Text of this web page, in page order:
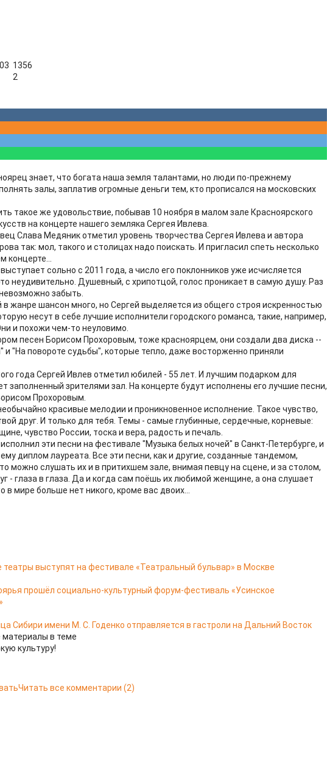
1356
2
знает, что богата наша земля талантами, но люди по-прежнему
залы, заплатив огромные деньги тем, кто прописался на московских
такое же удовольствие, побывав 10 ноября в малом зале Красноярского
на концерте нашего земляка Сергея Ивлева.
Слава Медяник отметил уровень творчества Сергея Ивлева и автора
так: мол, такого и столицах надо поискать. И пригласил спеть несколько
концерте...
сольно с 2011 года, а число его поклонников уже исчисляется
неудивительно. Душевный, с хрипотцой, голос проникает в самую душу. Раз
забыть.
в жанре шансон много, но Сергей выделяется из общего строя искренностью
несут в себе лучшие исполнители городского романса, такие, например,
и похожи чем-то неуловимо.
песен Борисом Прохоровым, тоже красноярцем, они создали два диска --
и "На повороте судьбы", которые тепло, даже восторженно приняли
года Сергей Ивлев отметил юбилей - 55 лет. И лучшим подарком для
заполненный зрителями зал. На концерте будут исполнены его лучшие песни,
Прохоровым.
красивые мелодии и проникновенное исполнение. Такое чувство,
друг. И только для тебя. Темы - самые глубинные, сердечные, корневые:
чувство России, тоска и вера, радость и печаль.
эти песни на фестивале "Музыка белых ночей" в Санкт-Петербурге, и
диплом лауреата. Все эти песни, как и другие, созданные тандемом,
можно слушать их и в притихшем зале, внимая певцу на сцене, и за столом,
- глаза в глаза. Да и когда сам поёшь их любимой женщине, а она слушает
в мире больше нет никого, кроме вас двоих...
театры выступят на фестивале «Театральный бульвар» в Москве
прошёл социально-культурный форум-фестиваль «Усинское
Сибири имени М. С. Годенко отправляется в гастроли на Дальний Восток
в теме
культуру!
Читать все комментарии (2)